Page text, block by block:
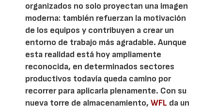
organizados no solo proyectan una imagen
moderna: también refuerzan la motivación
de los equipos y contribuyen a crear un
entorno de trabajo más agradable. Aunque
esta realidad está hoy ampliamente
reconocida, en determinados sectores
productivos todavía queda camino por
recorrer para aplicarla plenamente. Con su
nueva torre de almacenamiento,WFL da un